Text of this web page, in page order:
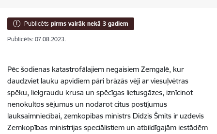
Publicēts pirms vairāk nekā 3 gadiem
Publicēts: 07.08.2023.
Pēc šodienas katastrofālajiem negaisiem Zemgalē, kur
daudzviet lauku apvidiem pāri brāzās vēji ar viesuļvētras
spēku, lielgraudu krusa un spēcīgas lietusgāzes, iznīcinot
nenokultos sējumus un nodarot citus postījumus
lauksaimniecībai, zemkopības ministrs Didzis Šmits ir uzdevis
Zemkopības ministrijas speciālistiem un atbildīgajām iestādēm